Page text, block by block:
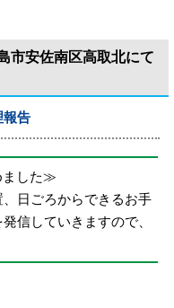
市安佐南区高取北にて
報告
ました≫
日ごろからできるお手
信していきますので、